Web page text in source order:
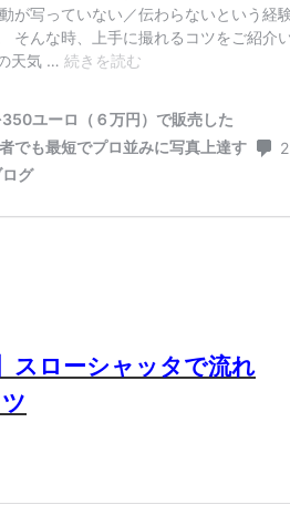
スローシャッタで流れ